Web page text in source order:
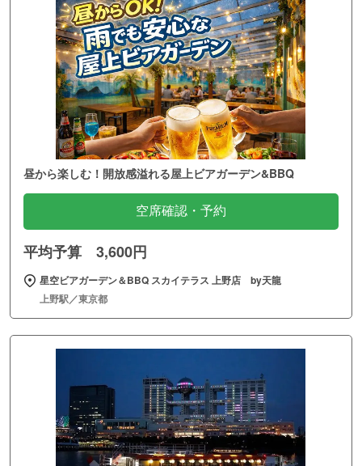
昼から楽しむ！開放感溢れる屋上ビアガーデン&BBQ
空席確認・予約
平均予算 3,600円
星空ビアガーデン＆BBQ スカイテラス 上野店 by天龍
上野駅／東京都